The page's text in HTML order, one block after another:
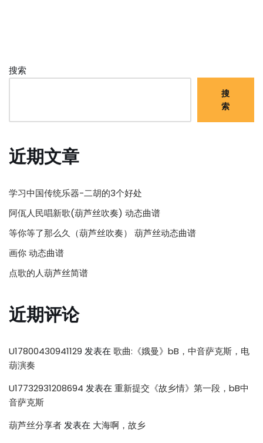
搜索
搜
索
近期文章
学习中国传统乐器-二胡的3个好处
阿佤人民唱新歌(葫芦丝吹奏) 动态曲谱
等你等了那么久（葫芦丝吹奏） 葫芦丝动态曲谱
画你 动态曲谱
点歌的人葫芦丝简谱
近期评论
U17800430941129 发表在 歌曲:《娥曼》bB，中音萨克斯，电
葫演奏
U17732931208694 发表在 重新提交《故乡情》第一段，bB中
音萨克斯
葫芦丝分享者发表在 大海啊，故乡